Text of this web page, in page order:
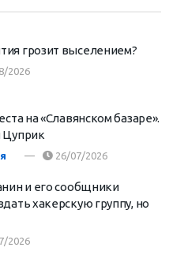
грозит выселением?
2026
на «Славянском базаре».
Цуприк
26/07/2026
и его сообщники
хакерскую группу, но
2026